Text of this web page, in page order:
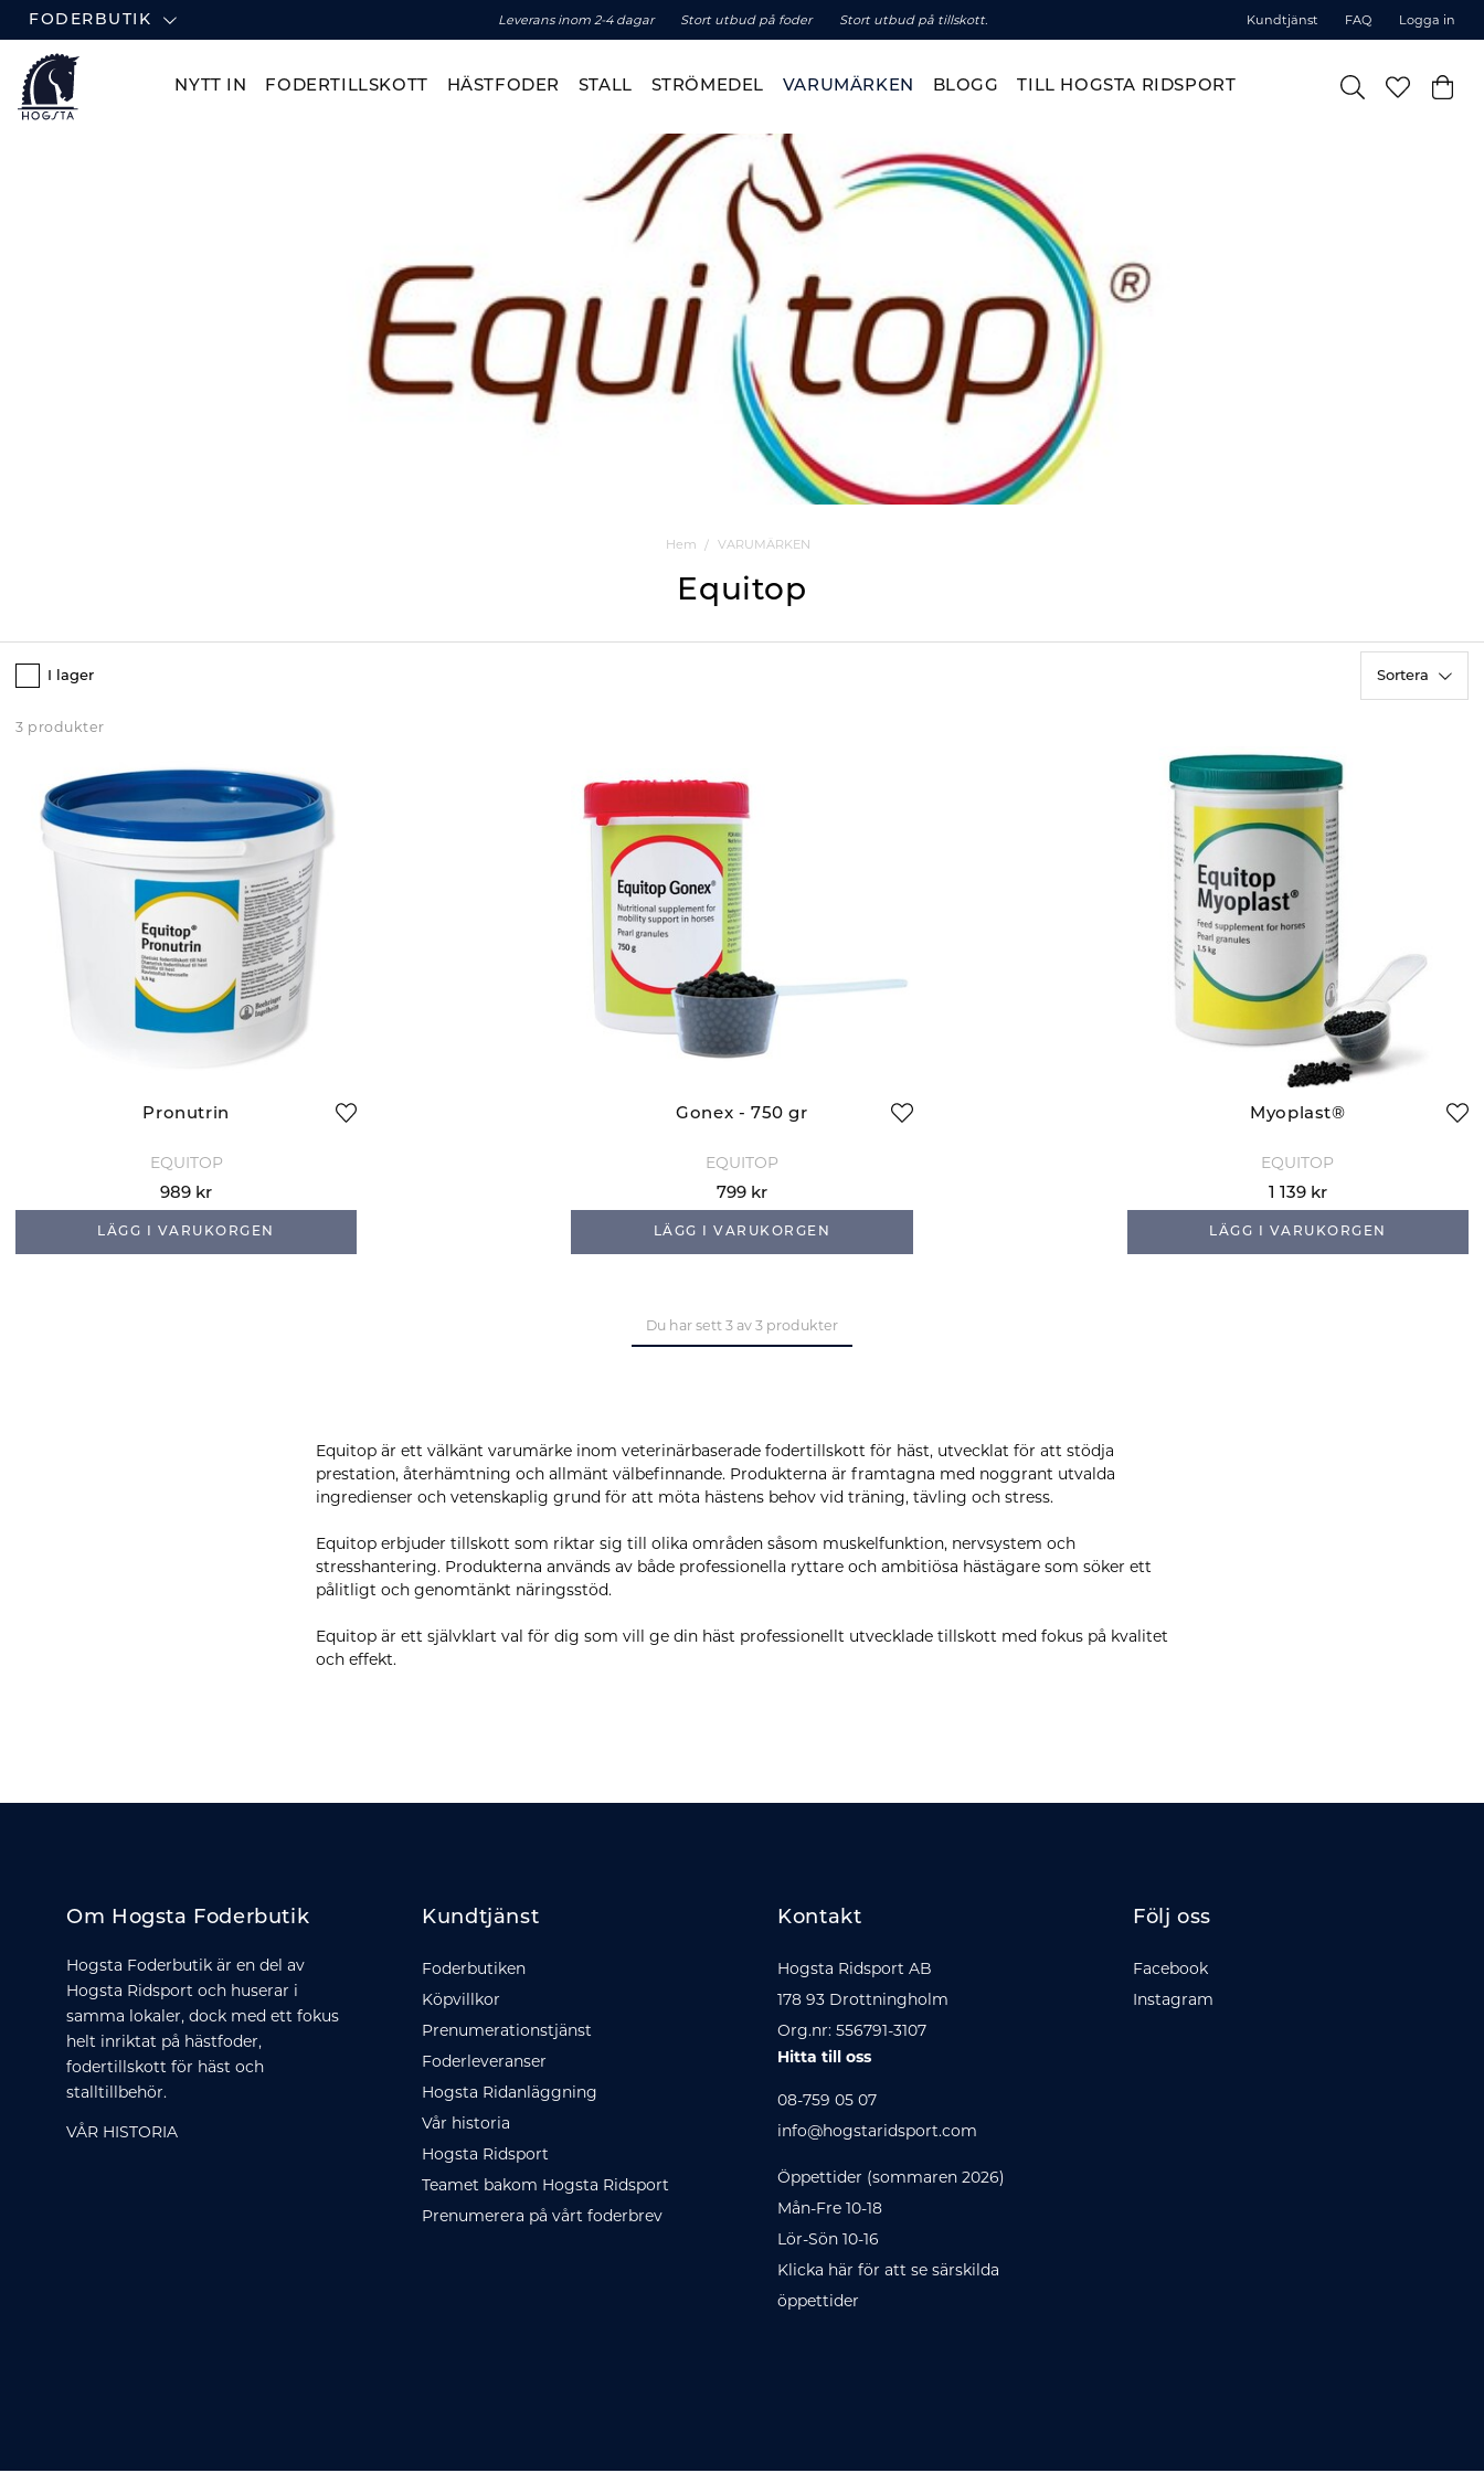
FODERBUTIK Leverans inom 2-4 dagar Stort utbud på foder Stort utbud på tillskott. Kundtjänst FAQ Logga in
NYTT IN FODERTILLSKOTT HÄSTFODER STALL STRÖMEDEL VARUMÄRKEN BLOGG TILL HOGSTA RIDSPORT
Hem VARUMÄRKEN
Equitop
I lager Sortera
3 produkter
Pronutrin
EQUITOP
989 kr
LÄGG I VARUKORGEN
Gonex - 750 gr
EQUITOP
799 kr
LÄGG I VARUKORGEN
Myoplast®
EQUITOP
1 139 kr
LÄGG I VARUKORGEN
Du har sett 3 av 3 produkter
Equitop är ett välkänt varumärke inom veterinärbaserade fodertillskott för häst, utvecklat för att stödja
prestation, återhämtning och allmänt välbefinnande. Produkterna är framtagna med noggrant utvalda
ingredienser och vetenskaplig grund för att möta hästens behov vid träning, tävling och stress.
Equitop erbjuder tillskott som riktar sig till olika områden såsom muskelfunktion, nervsystem och
stresshantering. Produkterna används av både professionella ryttare och ambitiösa hästägare som söker ett
pålitligt och genomtänkt näringsstöd.
Equitop är ett självklart val för dig som vill ge din häst professionellt utvecklade tillskott med fokus på kvalitet
och effekt.
Om Hogsta Foderbutik
Hogsta Foderbutik är en del av
Hogsta Ridsport och huserar i
samma lokaler, dock med ett fokus
helt inriktat på hästfoder,
fodertillskott för häst och
stalltillbehör.
VÅR HISTORIA
Kundtjänst
Foderbutiken
Köpvillkor
Prenumerationstjänst
Foderleveranser
Hogsta Ridanläggning
Vår historia
Hogsta Ridsport
Teamet bakom Hogsta Ridsport
Prenumerera på vårt foderbrev
Kontakt
Hogsta Ridsport AB
178 93 Drottningholm
Org.nr: 556791-3107
Hitta till oss
08-759 05 07
info@hogstaridsport.com
Öppettider (sommaren 2026)
Mån-Fre 10-18
Lör-Sön 10-16
Klicka här för att se särskilda
öppettider
Följ oss
Facebook
Instagram